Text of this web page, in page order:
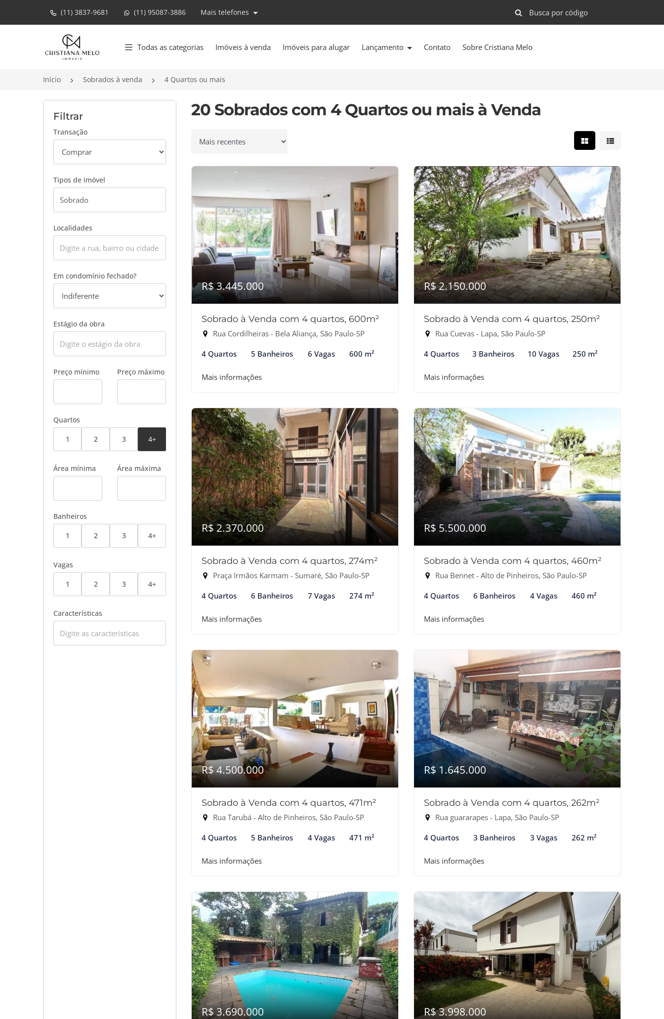
(11) 3837-9681 (11) 95087-3886 Mais telefones
Página inicial
Todas as categorias Imóveis à venda Imóveis para alugar Lançamento Contato Sobre Cristiana Melo
Início Sobrados à venda 4 Quartos ou mais
Filtrar
Transação
Tipos de imóvel
Localidades
Em condomínio fechado?
Estágio da obra
Preço mínimo Preço máximo
Quartos
1 2 3 4+
Área mínima Área máxima
Banheiros
1 2 3 4+
Vagas
1 2 3 4+
Características
20 Sobrados com 4 Quartos ou mais à Venda
Ordenar por Mostrar resultados
Mostrar
R$ 3.445.000
Sobrado à Venda com 4 quartos, 600m²
Rua Cordilheiras - Bela Aliança, São Paulo-SP
4 Quartos 5 Banheiros 6 Vagas 600 m²
Mais informações
R$ 2.150.000
Sobrado à Venda com 4 quartos, 250m²
Rua Cuevas - Lapa, São Paulo-SP
4 Quartos 3 Banheiros 10 Vagas 250 m²
Mais informações
R$ 2.370.000
Sobrado à Venda com 4 quartos, 274m²
Praça Irmãos Karmam - Sumaré, São Paulo-SP
4 Quartos 6 Banheiros 7 Vagas 274 m²
Mais informações
R$ 5.500.000
Sobrado à Venda com 4 quartos, 460m²
Rua Bennet - Alto de Pinheiros, São Paulo-SP
4 Quartos 6 Banheiros 4 Vagas 460 m²
Mais informações
R$ 4.500.000
Sobrado à Venda com 4 quartos, 471m²
Rua Tarubá - Alto de Pinheiros, São Paulo-SP
4 Quartos 5 Banheiros 4 Vagas 471 m²
Mais informações
R$ 1.645.000
Sobrado à Venda com 4 quartos, 262m²
Rua guararapes - Lapa, São Paulo-SP
4 Quartos 3 Banheiros 3 Vagas 262 m²
Mais informações
R$ 3.690.000 R$ 3.998.000